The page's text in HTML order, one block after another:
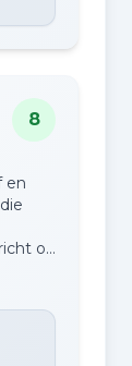
8
en
op